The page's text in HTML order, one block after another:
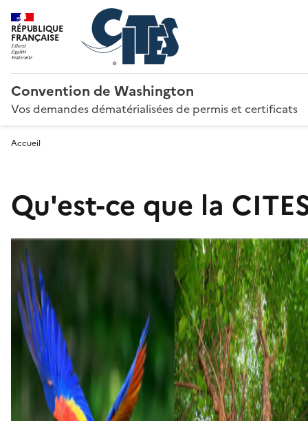
RÉPUBLIQUE
FRANÇAISE
Convention de Washington
Vos demandes dématérialisées de permis et certificats
Accueil
Qu'est-ce que la